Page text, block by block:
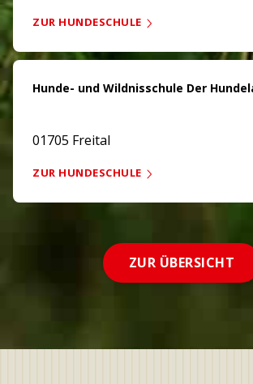
ZUR HUNDESCHULE
Hunde- und Wildnisschule Der
01705 Freital
ZUR HUNDESCHULE
ZUR ÜBERSICHT